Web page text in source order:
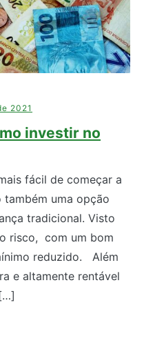
2021
investir no
fácil de começar a
também uma opção
tradicional. Visto
risco, com um bom
reduzido. Além
e altamente rentável